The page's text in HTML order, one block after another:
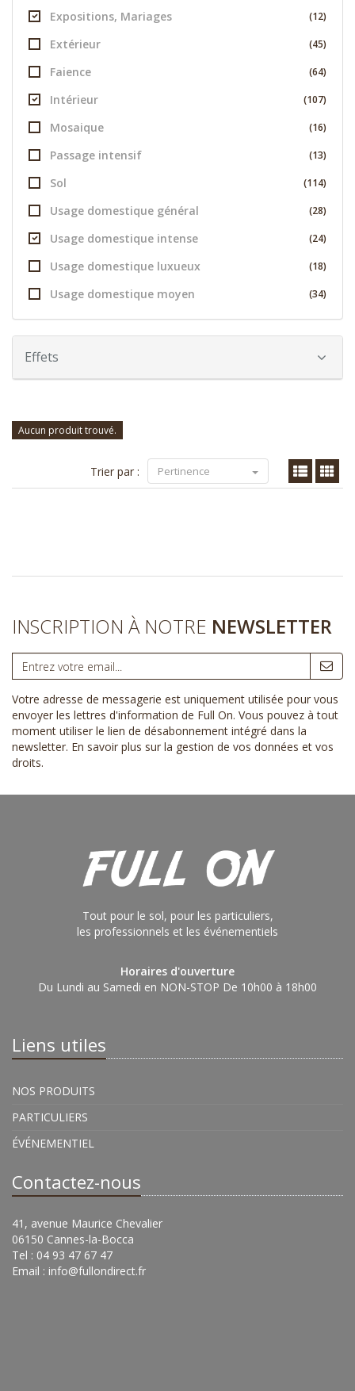
Expositions, Mariages (12)
Extérieur (45)
Faience (64)
Intérieur (107)
Mosaique (16)
Passage intensif (13)
Sol (114)
Usage domestique général (28)
Usage domestique intense (24)
Usage domestique luxueux (18)
Usage domestique moyen (34)
Effets
Aucun produit trouvé.
Trier par : Pertinence
INSCRIPTION À NOTRE NEWSLETTER
Votre adresse de messagerie est uniquement utilisée pour vous
envoyer les lettres d'information de Full On. Vous pouvez à tout
moment utiliser le lien de désabonnement intégré dans la
newsletter. En savoir plus sur la gestion de vos données et vos
droits.
Tout pour le sol, pour les particuliers,
les professionnels et les événementiels
Horaires d'ouverture
Du Lundi au Samedi en NON-STOP De 10h00 à 18h00
Liens utiles
NOS PRODUITS
PARTICULIERS
ÉVÉNEMENTIEL
Contactez-nous
41, avenue Maurice Chevalier
06150 Cannes-la-Bocca
Tel : 04 93 47 67 47
Email : info@fullondirect.fr